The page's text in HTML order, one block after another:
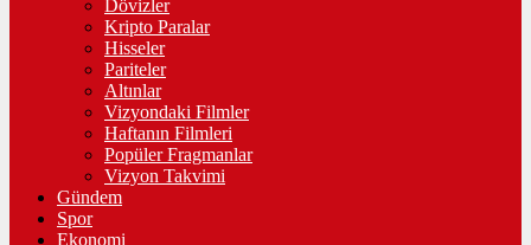
Dövizler
Kripto Paralar
Hisseler
Pariteler
Altınlar
Vizyondaki Filmler
Haftanın Filmleri
Popüler Fragmanlar
Vizyon Takvimi
Gündem
Spor
Ekonomi